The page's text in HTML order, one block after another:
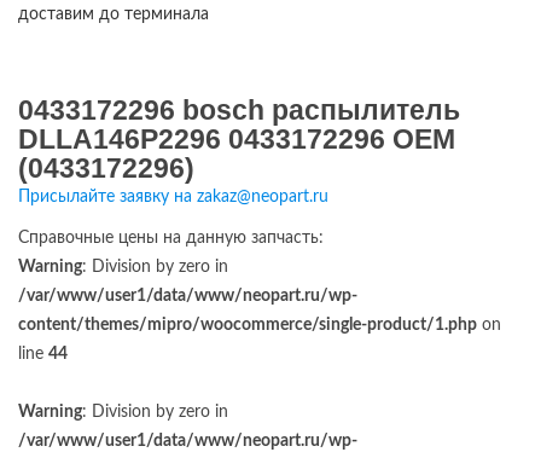
доставим до терминала
0433172296 bosch распылитель
DLLA146P2296 0433172296 OEM
(0433172296)
Присылайте заявку на zakaz@neopart.ru
Справочные цены на данную запчасть:
Warning: Division by zero in
/var/www/user1/data/www/neopart.ru/wp-
content/themes/mipro/woocommerce/single-product/1.php on
line 44
Warning: Division by zero in
/var/www/user1/data/www/neopart.ru/wp-